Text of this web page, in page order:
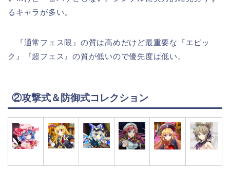
るキャラが多い。
『通常フェス限』の質は高めだけど最重要な『エピッ
ク』『超フェス』の質が低いので優先度は低い。
②攻撃式＆防御式コレクション